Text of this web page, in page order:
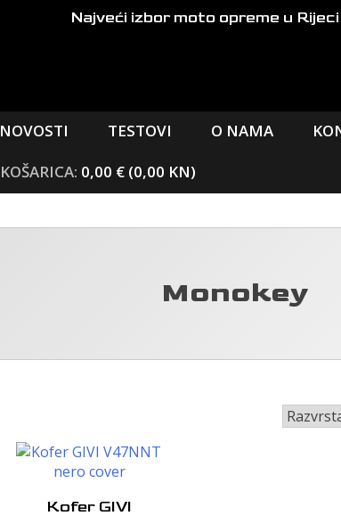
Najveći izbor moto opreme u
NOVOSTI TESTOVI O NAMA
0,00 € (0,00 KN)
Monokey
Kofer GIVI